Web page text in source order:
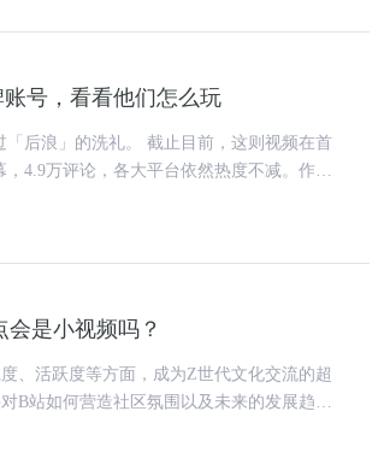
号，看看他们怎么玩
截止目前，这则视频在首
4.9万评论，各大平台依然热度不减。作为
是小视频吗？
、活跃度等方面，成为Z世代文化交流的超
B站如何营造社区氛围以及未来的发展趋势